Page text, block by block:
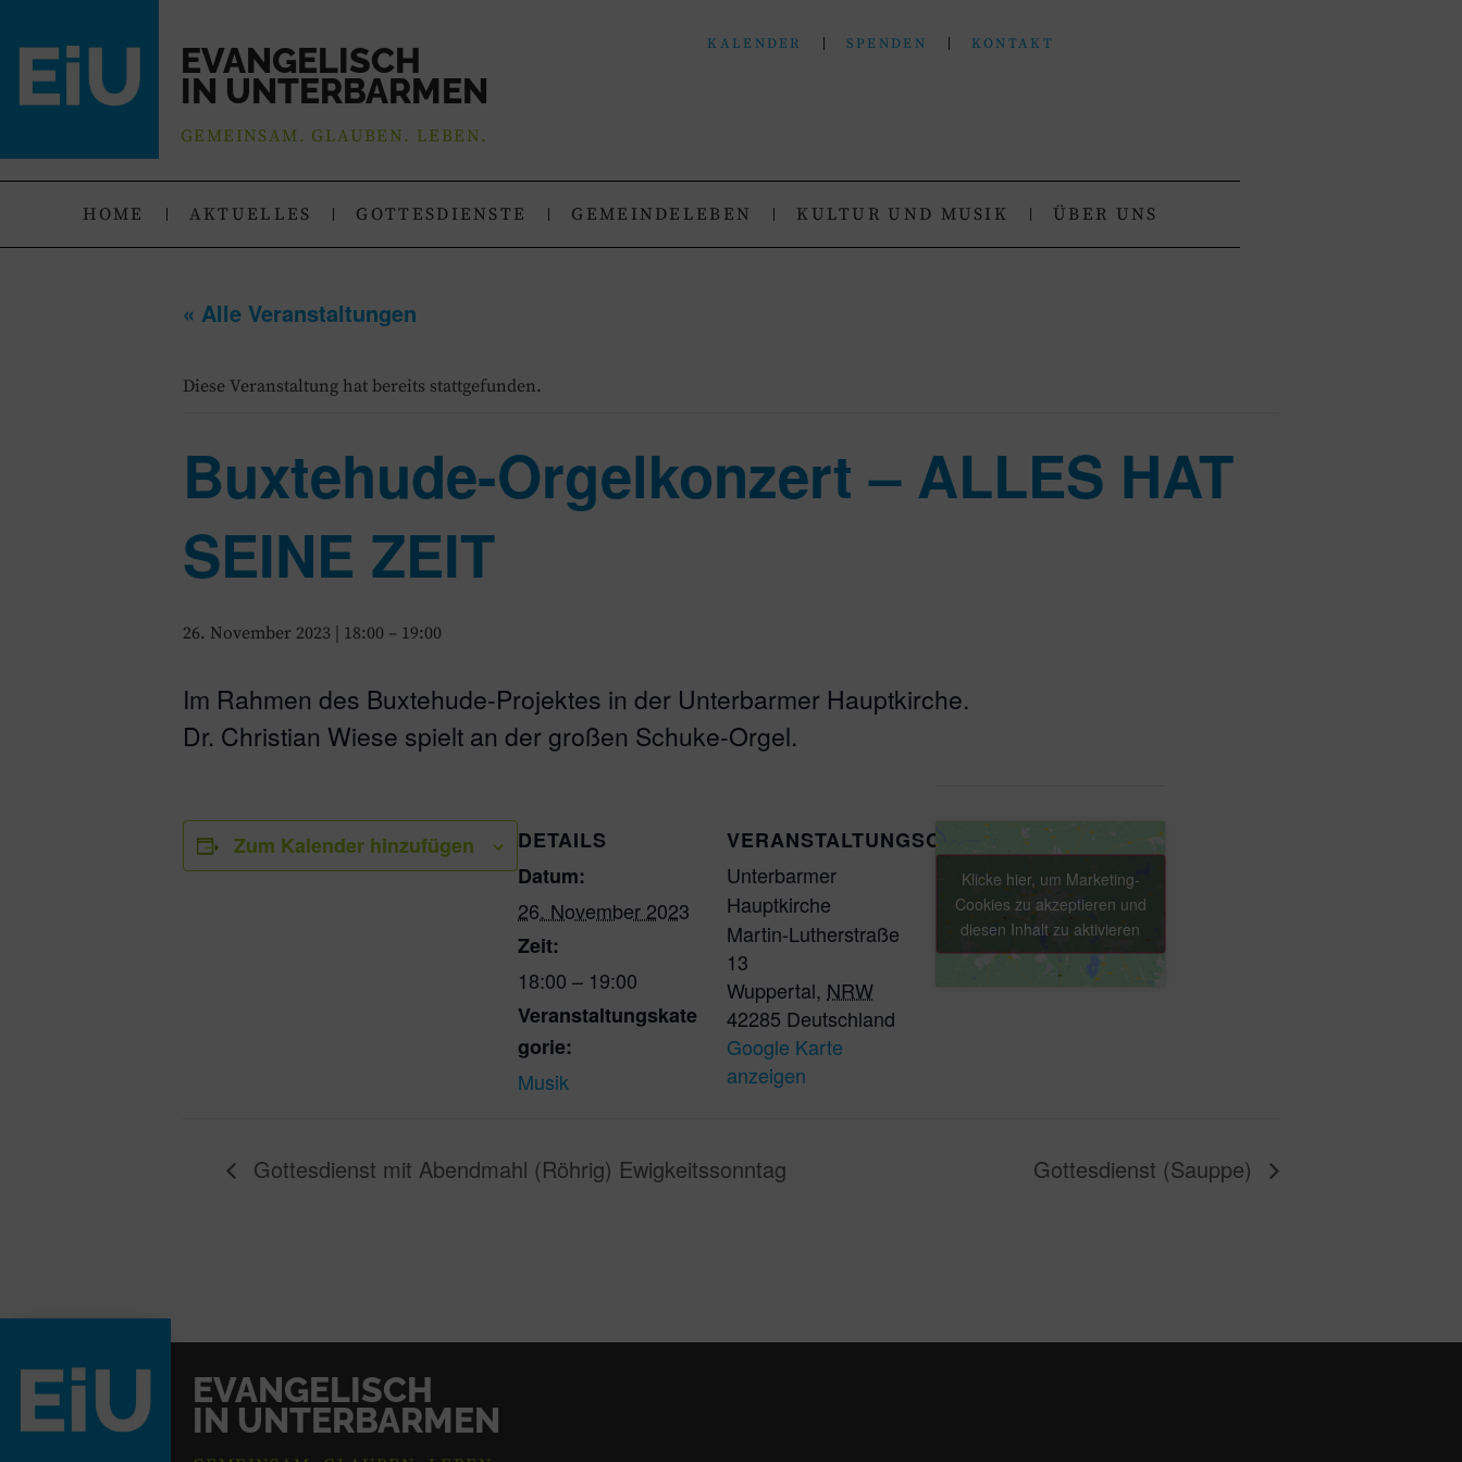
EVANGELISCH
IN UNTERBARMEN
GEMEINSAM. GLAUBEN. LEBEN.
KALENDER SPENDEN KONTAKT
HOME AKTUELLES GOTTESDIENSTE GEMEINDELEBEN KULTUR UND MUSIK ÜBER UNS
« Alle Veranstaltungen
Diese Veranstaltung hat bereits stattgefunden.
Buxtehude-Orgelkonzert – ALLES HAT
SEINE ZEIT
26. November 2023 | 18:00 – 19:00
Im Rahmen des Buxtehude-Projektes in der Unterbarmer Hauptkirche.
Dr. Christian Wiese spielt an der großen Schuke-Orgel.
Zum Kalender hinzufügen
DETAILS
Datum:
26. November 2023
Zeit:
18:00 – 19:00
Veranstaltungskate
gorie:
Musik
VERANSTALTUNGSORT
Unterbarmer
Hauptkirche
Martin-Lutherstraße
13
Wuppertal, NRW
42285 Deutschland
Google Karte
anzeigen
Klicke hier, um Marketing-
Cookies zu akzeptieren und
diesen Inhalt zu aktivieren
Gottesdienst mit Abendmahl (Röhrig) Ewigkeitssonntag Gottesdienst (Sauppe)
EVANGELISCH
IN UNTERBARMEN